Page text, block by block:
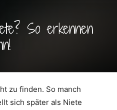
So erkennen
zu finden. So manch
sich später als Niete